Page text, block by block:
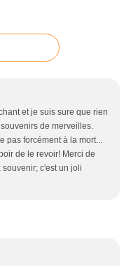
et je suis sure que rien
de merveilles.
pas forcément à la mort...
de le revoir! Merci de
c'est un joli